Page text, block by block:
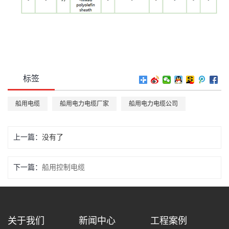
标签
船用电缆 船用电力电缆厂家 船用电力电缆公司
上一篇： 没有了
下一篇： 船用控制电缆
关于我们 新闻中心 工程案例